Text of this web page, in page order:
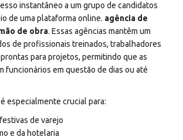
instantâneo a um grupo de candidatos
de uma plataforma online. agência de
de obra. Essas agências mantêm um
de profissionais treinados, trabalhadores
para projetos, permitindo que as
funcionários em questão de dias ou até
especialmente crucial para:
de varejo
e da hotelaria